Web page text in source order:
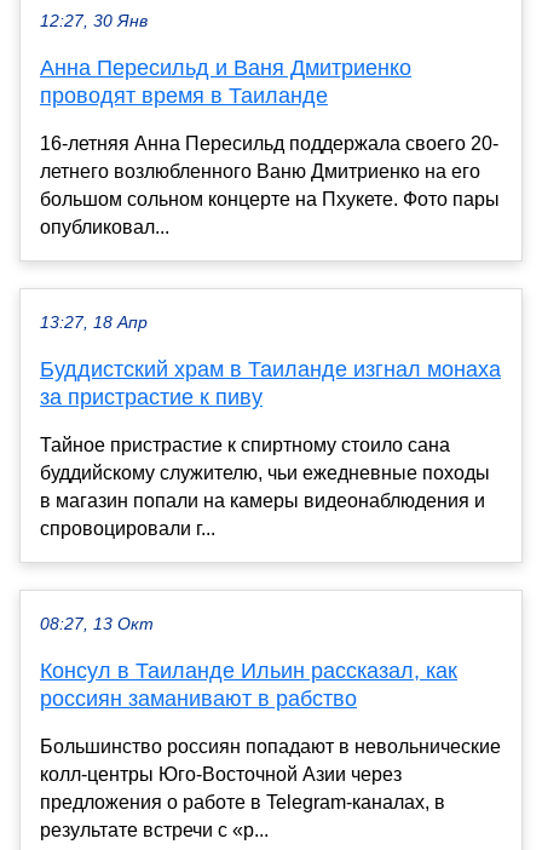
12:27, 30 Янв
Анна Пересильд и Ваня Дмитриенко
проводят время в Таиланде
16-летняя Анна Пересильд поддержала своего 20-
летнего возлюбленного Ваню Дмитриенко на его
большом сольном концерте на Пхукете. Фото пары
опубликовал...
13:27, 18 Апр
Буддистский храм в Таиланде изгнал монаха
за пристрастие к пиву
Тайное пристрастие к спиртному стоило сана
буддийскому служителю, чьи ежедневные походы
в магазин попали на камеры видеонаблюдения и
спровоцировали г...
08:27, 13 Окт
Консул в Таиланде Ильин рассказал, как
россиян заманивают в рабство
Большинство россиян попадают в невольнические
колл-центры Юго-Восточной Азии через
предложения о работе в Telegram-каналах, в
результате встречи с «р...